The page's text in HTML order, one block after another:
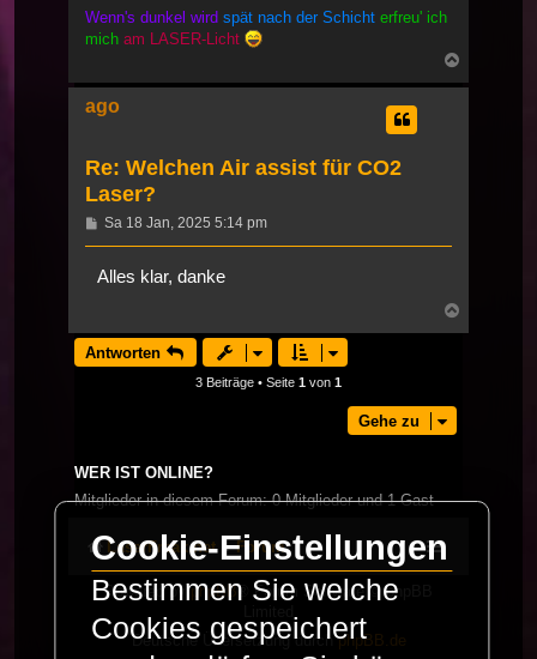
Wenn's dunkel wird spät nach der Schicht erfreu' ich
mich am LASER-Licht
oben
ago
Re: Welchen Air assist für CO2
Laser?
Beitrag
Sa 18 Jan, 2025 5:14 pm
Alles klar, danke
oben
Antworten
3 Beiträge • Seite 1 von 1
Gehe zu
WER IST ONLINE?
Mitglieder in diesem Forum: 0 Mitglieder und 1 Gast
LaserFreak.net Forum
Powered byphpBB® Forum Software © phpBB
Deutsche Übersetzung durchphpBB.de
Cookie-Einstellungen
Bestimmen Sie welche
Cookies gespeichert